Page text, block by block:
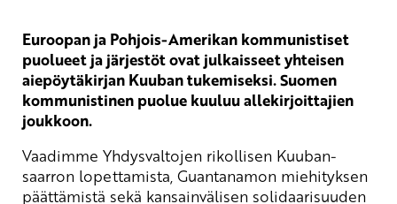
Euroopan ja Pohjois-Amerikan kommunistiset
puolueet ja järjestöt ovat julkaisseet yhteisen
aiepöytäkirjan Kuuban tukemiseksi. Suomen
kommunistinen puolue kuuluu allekirjoittajien
joukkoon.
Vaadimme Yhdysvaltojen rikollisen Kuuban-
saarron lopettamista, Guantanamon miehityksen
päättämistä sekä kansainvälisen solidaarisuuden